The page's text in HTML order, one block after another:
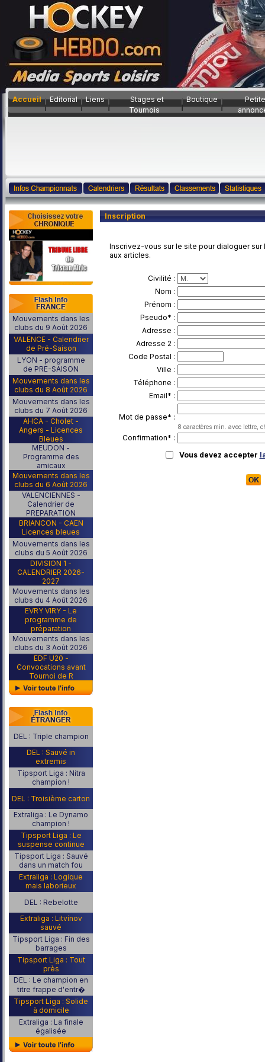
Accueil Editorial Liens
Stages et
Tournois
Boutique
Mouvements dans les
clubs du 9 Août 2026
VALENCE - Calendrier
de Pré-Saison
LYON - programme
de PRE-SAISON
Mouvements dans les
clubs du 8 Août 2026
Mouvements dans les
clubs du 7 Août 2026
AHCA - Cholet -
Angers - Licences
Bleues
MEUDON -
Programme des
amicaux
Mouvements dans les
clubs du 6 Août 2026
VALENCIENNES -
Calendrier de
PREPARATION
BRIANCON - CAEN
Licences bleues
Mouvements dans les
clubs du 5 Août 2026
DIVISION 1 -
CALENDRIER 2026-
2027
Mouvements dans les
clubs du 4 Août 2026
EVRY VIRY - Le
programme de
préparation
Mouvements dans les
clubs du 3 Août 2026
EDF U20 -
Convocations avant
Tournoi de R
DEL : Triple champion
DEL : Sauvé in
extremis
Tipsport Liga : Nitra
champion !
DEL : Troisième carton
Extraliga : Le Dynamo
champion !
Tipsport Liga : Le
suspense continue
Tipsport Liga : Sauvé
dans un match fou
Extraliga : Logique
mais laborieux
DEL : Rebelotte
Extraliga : Litvínov
sauvé
Tipsport Liga : Fin des
barrages
Tipsport Liga : Tout
près
DEL : Le champion en
titre frappe d'entr�
Tipsport Liga : Solide
à domicile
Extraliga : La finale
égalisée
Inscription
Inscrivez-vous sur le site pour dialoguer
aux articles.
Civilité :
Nom :
Prénom :
Pseudo* :
Adresse :
Adresse 2 :
Code Postal :
Ville :
Téléphone :
Email* :
Mot de passe* :
8 caractères min. avec lettre,
Confirmation* :
Vous devez accepter